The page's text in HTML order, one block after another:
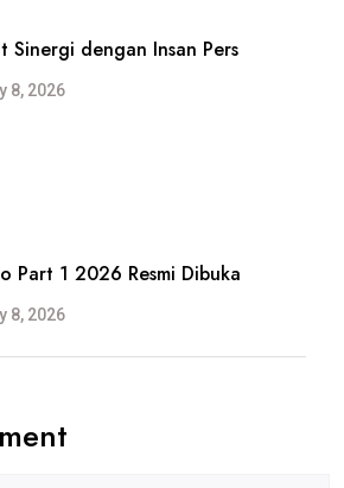
Sinergi dengan Insan Pers
8, 2026
Part 1 2026 Resmi Dibuka
8, 2026